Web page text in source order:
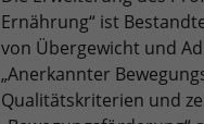
Ernährung“ ist
von Übergewicht und
„Anerkannter
Qualitätskriterien und
Anbieter Google
Laufzeit 1 Tag
sollen (z.